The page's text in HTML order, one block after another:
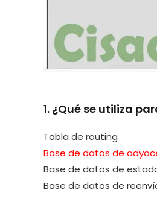
1. ¿Qué se utiliza
Tabla de routing
Base de datos de
Base de datos de
Base de datos de